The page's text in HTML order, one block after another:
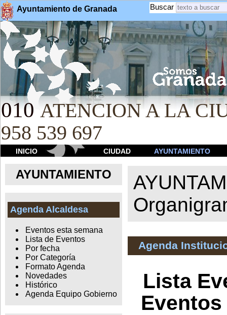
Ayuntamiento de Granada Buscar
010 ATENCION A LA
958 539 697
INICIO CIUDAD AYUNTAMIENTO
AYUNTAMIENTO
Agenda Alcaldesa
Eventos esta semana
Lista de Eventos
Por fecha
Por Categoría
Formato Agenda
Novedades
Histórico
Agenda Equipo Gobierno
Agenda
Lista